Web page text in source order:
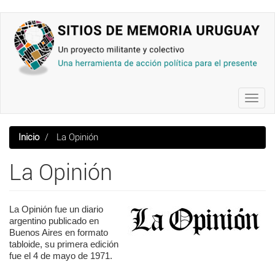
contenido
principal
Inicio La Opinión
La Opinión
La Opinión fue un diario
argentino publicado en
Buenos Aires en formato
tabloide, su primera edición
fue el 4 de mayo de 1971.